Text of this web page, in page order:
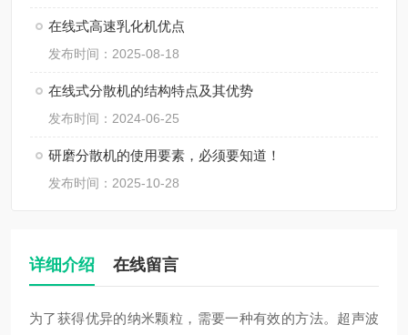
在线式高速乳化机优点
发布时间：2025-08-18
在线式分散机的结构特点及其优势
发布时间：2024-06-25
研磨分散机的使用要素，必须要知道！
发布时间：2025-10-28
详细介绍 在线留言
为了获得优异的纳米颗粒，需要一种有效的方法。超声波